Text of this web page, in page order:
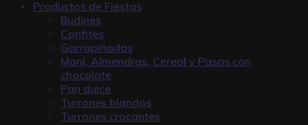
Productos de Fiestas
Budines
Confites
Garrapiñadas
Maní, Almendras, Cereal y Pasas con
chocolate
Pan dulce
Turrones blandos
Turrones crocantes